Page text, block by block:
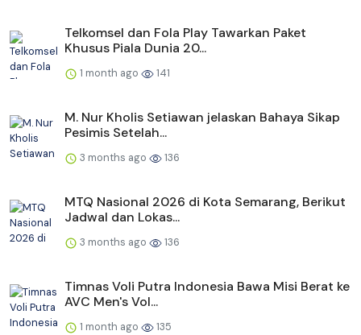
Telkomsel dan Fola Play Tawarkan Paket
Khusus Piala Dunia 20...
1 month ago 141
M. Nur Kholis Setiawan jelaskan Bahaya Sikap
Pesimis Setelah...
3 months ago 136
MTQ Nasional 2026 di Kota Semarang, Berikut
Jadwal dan Lokas...
3 months ago 136
Timnas Voli Putra Indonesia Bawa Misi Berat ke
AVC Men's Vol...
1 month ago 135